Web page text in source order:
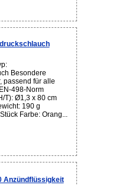
Besondere
passend für alle
498-Norm
T): Ø1,3 x 80 cm
190 g
Farbe: Orang...
Anzündflüssigkeit